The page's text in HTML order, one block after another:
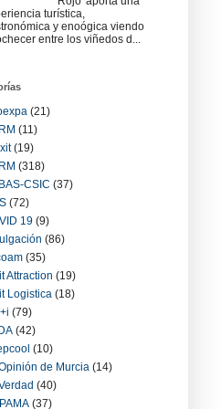
turística,
y enoógica viendo
entre los viñedos d...
(21)
(11)
(19)
(318)
CSIC (37)
(72)
19 (9)
(86)
(35)
Attraction (19)
Logistica (18)
(79)
(42)
(10)
de Murcia (14)
(40)
(37)